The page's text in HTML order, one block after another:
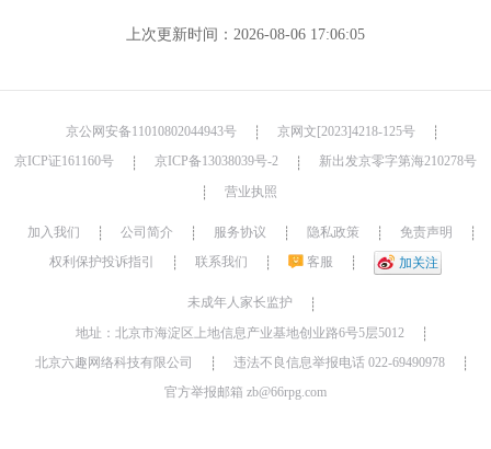
上次更新时间：2026-08-06 17:06:05
京公网安备11010802044943号 ┊ 京网文[2023]4218-125号
┊
京ICP证161160号
┊ 京ICP备13038039号-2 ┊ 新出发京零字第海210278号
┊ 营业执照
加入我们 ┊ 公司简介 ┊ 服务协议 ┊ 隐私政策 ┊ 免责声明
┊
权利保护投诉指引
┊ 联系我们 ┊ 客服 ┊ 加关注
未成年人家长监护
┊
地址：北京市海淀区上地信息产业基地创业路6号5层5012
┊
北京六趣网络科技有限公司
┊ 违法不良信息举报电话 022-69490978
┊
官方举报邮箱 zb@66rpg.com